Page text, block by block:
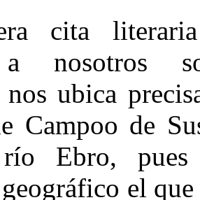
cita
a nosotros
nos ubica
Campoo de
Ebro, pues
el